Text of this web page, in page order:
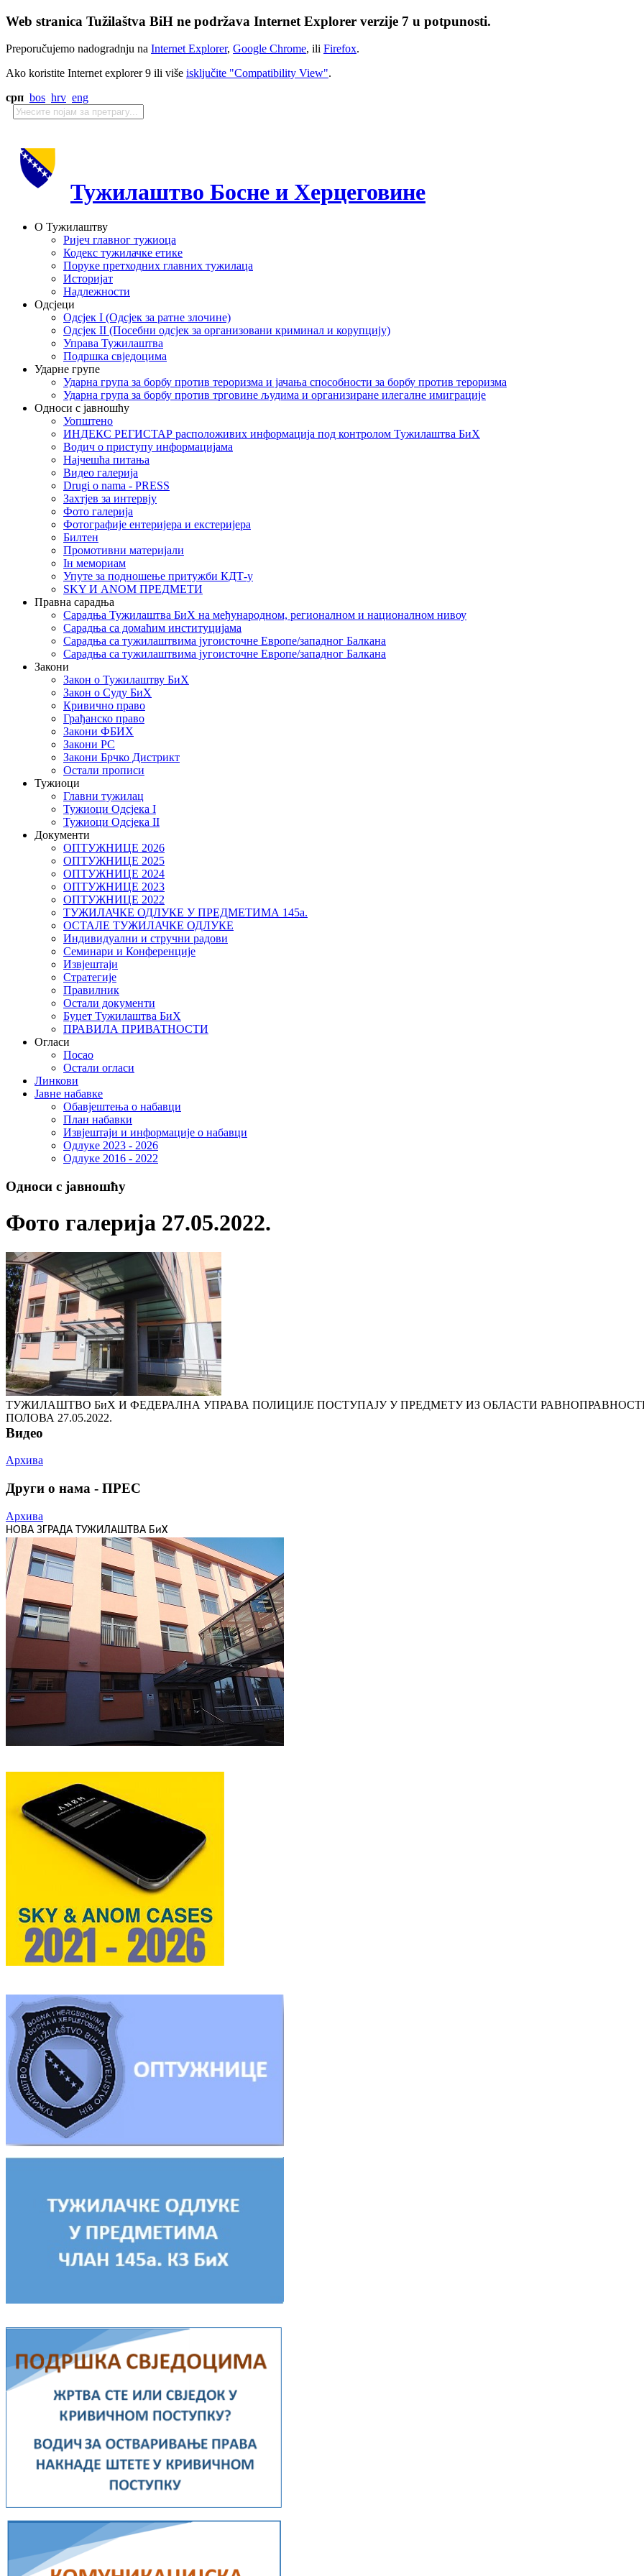
Web stranica Tužilaštva BiH ne podržava Internet Explorer verzije 7 u potpunosti.
Preporučujemo nadogradnju na Internet Explorer, Google Chrome, ili Firefox.
Ako koristite Internet explorer 9 ili više isključite "Compatibility View".
срп bos hrv eng
Тужилаштво Босне и Херцеговине
О Тужилаштву
Ријеч главног тужиоца
Кодекс тужилачке етике
Поруке претходних главних тужилаца
Историјат
Надлежности
Одсјеци
Одсјек I (Одсјек за ратне злочине)
Одсјек II (Посебни одсјек за организовани криминал и корупцију)
Управа Тужилаштва
Подршка свједоцима
Ударне групе
Ударна група за борбу против тероризма и јачања способности за борбу против тероризма
Ударна група за борбу против трговине људима и организиране илегалне имиграције
Односи с јавношћу
Уопштено
ИНДЕКС РЕГИСТАР расположивих информација под контролом Тужилаштва БиХ
Водич о приступу информацијама
Најчешћа питања
Видео галерија
Drugi o nama - PRESS
Захтјев за интервју
Фото галерија
Фотографије ентеријера и екстеријера
Билтен
Промотивни материјали
Iн мемориам
Упуте за подношење притужби КДТ-у
SKY И ANOM ПРЕДМЕТИ
Правна сарадња
Сарадња Тужилаштва БиХ на међународном, регионалном и националном нивоу
Сарадња са домаћим институцијама
Сарадња са тужилаштвима југоисточне Европе/западног Балкана
Сарадња са тужилаштвима југоисточне Европе/западног Балкана
Закони
Закон о Тужилаштву БиХ
Закон о Суду БиХ
Кривично право
Грађанско право
Закони ФБИХ
Закони РС
Закони Брчко Дистрикт
Остали прописи
Тужиоци
Главни тужилац
Тужиоци Oдсјекa I
Тужиоци Oдсјекa II
Документи
ОПТУЖНИЦЕ 2026
ОПТУЖНИЦЕ 2025
ОПТУЖНИЦЕ 2024
ОПТУЖНИЦЕ 2023
ОПТУЖНИЦЕ 2022
ТУЖИЛАЧКЕ ОДЛУКЕ У ПРЕДМЕТИМА 145а.
ОСТАЛЕ ТУЖИЛАЧКЕ ОДЛУКЕ
Индивидуални и стручни радови
Семинари и Конференције
Извјештаји
Стратегије
Правилник
Остали документи
Буџет Тужилаштва БиХ
ПРАВИЛА ПРИВАТНОСТИ
Огласи
Посао
Остали огласи
Линкови
Јавне набавке
Обавјештења о набавци
План набавки
Извјештаји и информације о набавци
Одлуке 2023 - 2026
Одлуке 2016 - 2022
Односи с јавношћу
Фото галерија 27.05.2022.
ТУЖИЛАШТВО БиХ И ФЕДЕРАЛНА УПРАВА ПОЛИЦИЈЕ ПОСТУПАЈУ У ПРЕДМЕТУ ИЗ ОБЛАСТИ
ПОЛОВА 27.05.2022.
Видео
Архива
Други о нама - ПРЕС
Архива
НОВА ЗГРАДА ТУЖИЛАШТВА БиХ